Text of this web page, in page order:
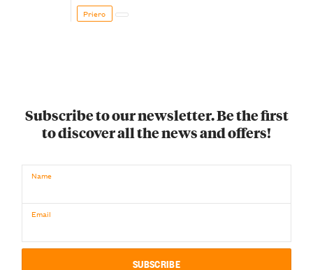
Priero
Subscribe to our newsletter. Be the first
to discover all the news and offers!
Name
Email